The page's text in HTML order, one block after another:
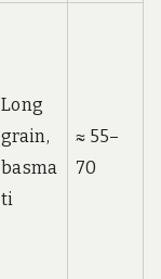
Long
grain,
basma
ti
≈ 55–
70